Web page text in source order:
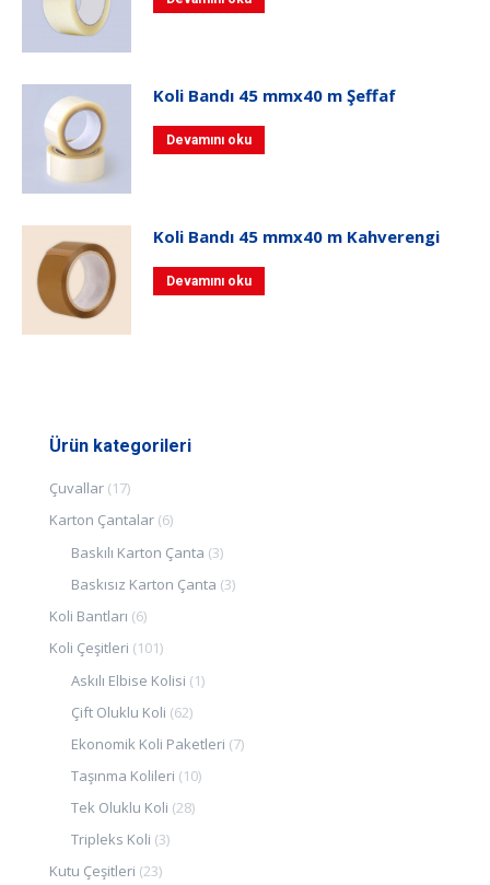
Koli Bandı 45 mmx40 m Şeffaf
Devamını oku
Koli Bandı 45 mmx40 m Kahverengi
Devamını oku
Ürün kategorileri
Çuvallar (17)
Karton Çantalar (6)
Baskılı Karton Çanta (3)
Baskısız Karton Çanta (3)
Koli Bantları (6)
Koli Çeşitleri (101)
Askılı Elbise Kolisi (1)
Çift Oluklu Koli (62)
Ekonomik Koli Paketleri (7)
Taşınma Kolileri (10)
Tek Oluklu Koli (28)
Tripleks Koli (3)
Kutu Çeşitleri (23)